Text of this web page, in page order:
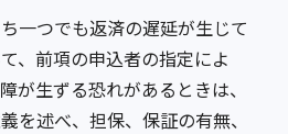
一つでも返済の遅延が生じて
、前項の申込者の指定によ
が生ずる恐れがあるときは、
を述べ、担保、保証の有無、